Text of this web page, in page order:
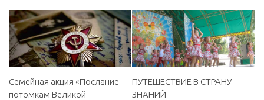
Семейная акция «Послание
потомкам Великой
ПУТЕШЕСТВИЕ В СТРАНУ
ЗНАНИЙ